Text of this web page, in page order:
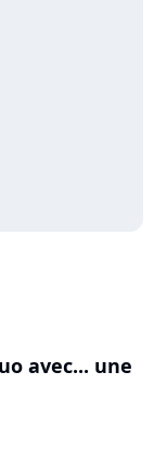
avec... une